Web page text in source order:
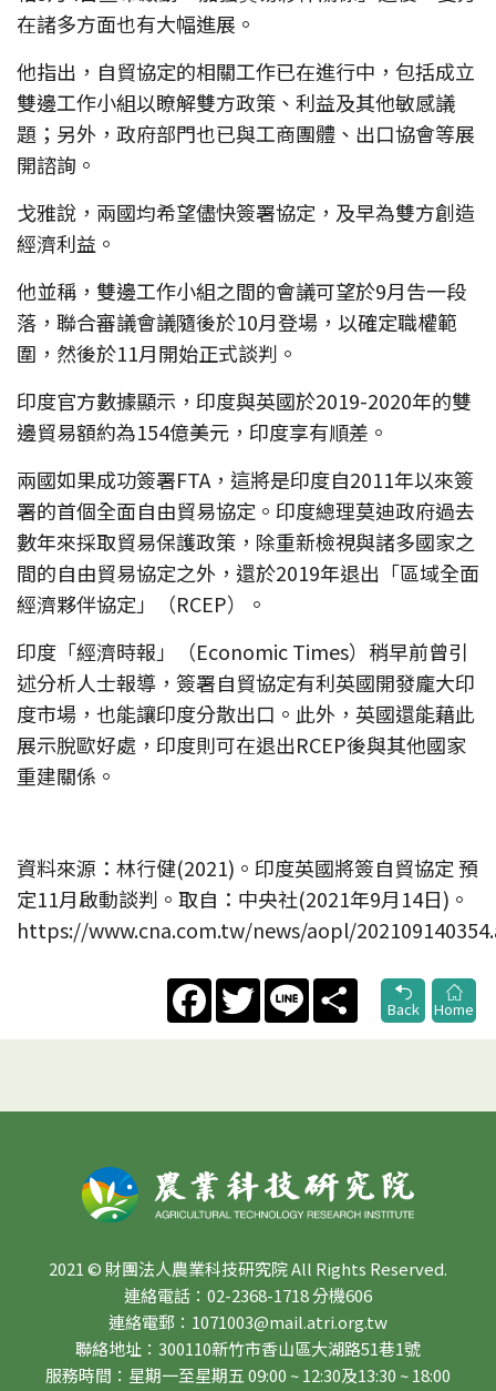
在諸多方面也有大幅進展。
他指出，自貿協定的相關工作已在進行中，包括成立
雙邊工作小組以瞭解雙方政策、利益及其他敏感議
題；另外，政府部門也已與工商團體、出口協會等展
開諮詢。
戈雅說，兩國均希望儘快簽署協定，及早為雙方創造
經濟利益。
他並稱，雙邊工作小組之間的會議可望於9月告一段
落，聯合審議會議隨後於10月登場，以確定職權範
圍，然後於11月開始正式談判。
印度官方數據顯示，印度與英國於2019-2020年的雙
邊貿易額約為154億美元，印度享有順差。
兩國如果成功簽署FTA，這將是印度自2011年以來簽
署的首個全面自由貿易協定。印度總理莫迪政府過去
數年來採取貿易保護政策，除重新檢視與諸多國家之
間的自由貿易協定之外，還於2019年退出「區域全面
經濟夥伴協定」（RCEP）。
印度「經濟時報」（Economic Times）稍早前曾引
述分析人士報導，簽署自貿協定有利英國開發龐大印
度市場，也能讓印度分散出口。此外，英國還能藉此
展示脫歐好處，印度則可在退出RCEP後與其他國家
重建關係。
資料來源：林行健(2021)。印度英國將簽自貿協定 預
定11月啟動談判。取自：中央社(2021年9月14日)。
https://www.cna.com.tw/news/aopl/
FacebookTwitter Line
Share
Back
Home
2021 © 財團法人農業科技研究院 All Rights Reserved.
連絡電話：02-2368-1718 分機606
連絡電郵：1071003@mail.atri.org.tw
聯絡地址：300110新竹市香山區大湖路51巷1號
服務時間：星期一至星期五 09:00 ~ 12:30及13:30 ~ 18:00